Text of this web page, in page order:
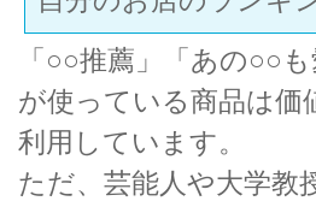
「○○推薦」「あの○○
が使っている商品は
利用しています。
ただ、芸能人や大学教